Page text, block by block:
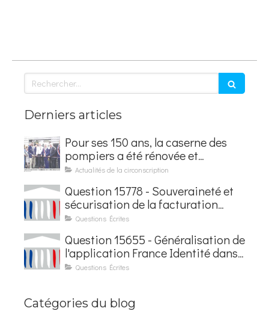
Rechercher
Derniers articles
Pour ses 150 ans, la caserne des
pompiers a été rénovée et
baptisée au nom d'Hubert
Actualités de la circonscription
Question 15778 - Souveraineté et
sécurisation de la facturation
électronique
Questions Écrites
Question 15655 - Généralisation de
l'application France Identité dans
les contrôles du quotidien
Questions Écrites
Catégories du blog